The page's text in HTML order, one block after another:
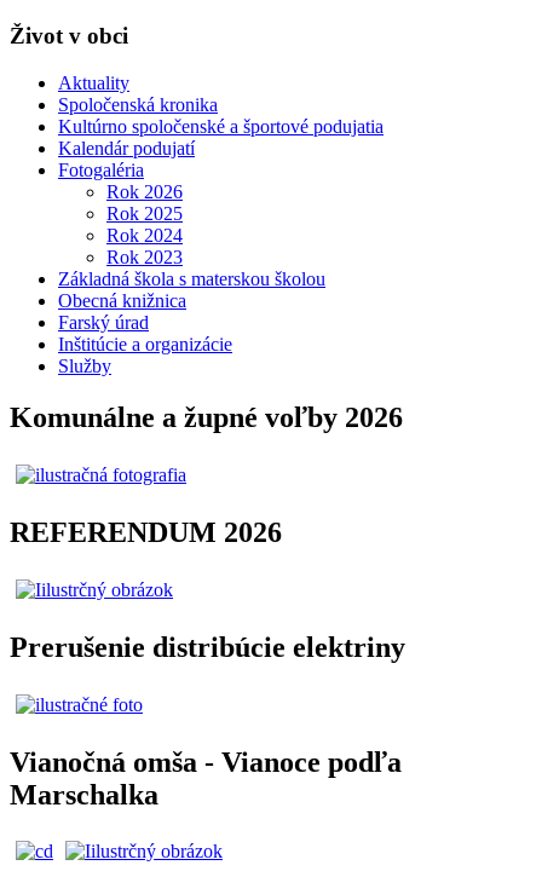
Život v obci
Aktuality
Spoločenská kronika
Kultúrno spoločenské a športové podujatia
Kalendár podujatí
Fotogaléria
Rok 2026
Rok 2025
Rok 2024
Rok 2023
Základná škola s materskou školou
Obecná knižnica
Farský úrad
Inštitúcie a organizácie
Služby
Komunálne a župné voľby 2026
REFERENDUM 2026
Prerušenie distribúcie elektriny
Vianočná omša - Vianoce podľa
Marschalka